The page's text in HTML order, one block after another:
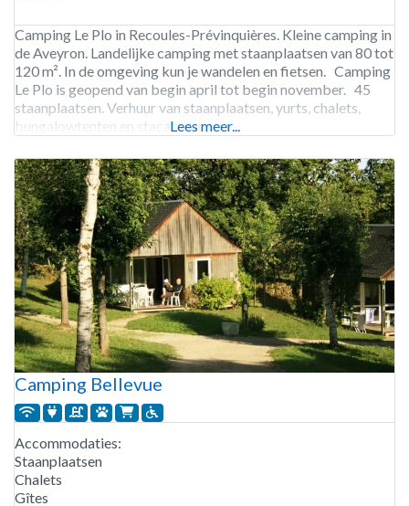
Camping Le Plo in Recoules-Prévinquières. Kleine camping in
de Aveyron. Landelijke camping met staanplaatsen van 80 tot
120 m². In de omgeving kun je wandelen en fietsen. Camping
Le Plo is geopend van begin april tot begin november. 45
staanplaatsen. Verhuur van staanplaatsen, yurts, chalets,
bungalowtenten en stacaravans.
Lees meer...
Camping Bellevue
Accommodaties:
Staanplaatsen
Chalets
Gîtes